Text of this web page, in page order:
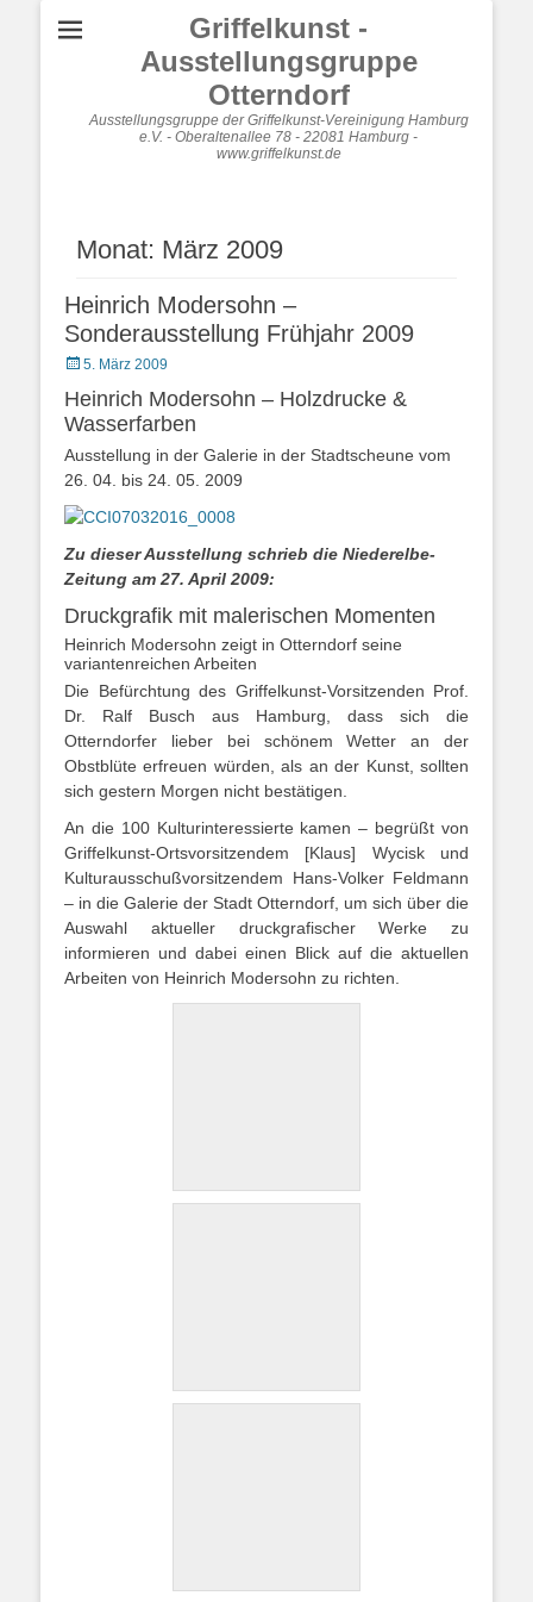
Griffelkunst -
Ausstellungsgruppe
Otterndorf
Ausstellungsgruppe der Griffelkunst-Vereinigung Hamburg
e.V. - Oberaltenallee 78 - 22081 Hamburg -
www.griffelkunst.de
Monat: März 2009
Heinrich Modersohn –
Sonderausstellung Frühjahr 2009
Posted
5. März 2009
Heinrich Modersohn – Holzdrucke &
Wasserfarben
Ausstellung in der Galerie in der Stadtscheune vom
26. 04. bis 24. 05. 2009
Zu dieser Ausstellung schrieb die Niederelbe-
Zeitung am 27. April 2009:
Druckgrafik mit malerischen Momenten
Heinrich Modersohn zeigt in Otterndorf seine
variantenreichen Arbeiten
Die Befürchtung des Griffelkunst-Vorsitzenden Prof.
Dr. Ralf Busch aus Hamburg, dass sich die
Otterndorfer lieber bei schönem Wetter an der
Obstblüte erfreuen würden, als an der Kunst, sollten
sich gestern Morgen nicht bestätigen.
An die 100 Kulturinteressierte kamen – begrüßt von
Griffelkunst-Ortsvorsitzendem [Klaus] Wycisk und
Kulturausschußvorsitzendem Hans-Volker Feldmann
– in die Galerie der Stadt Otterndorf, um sich über die
Auswahl aktueller druckgrafischer Werke zu
informieren und dabei einen Blick auf die aktuellen
Arbeiten von Heinrich Modersohn zu richten.